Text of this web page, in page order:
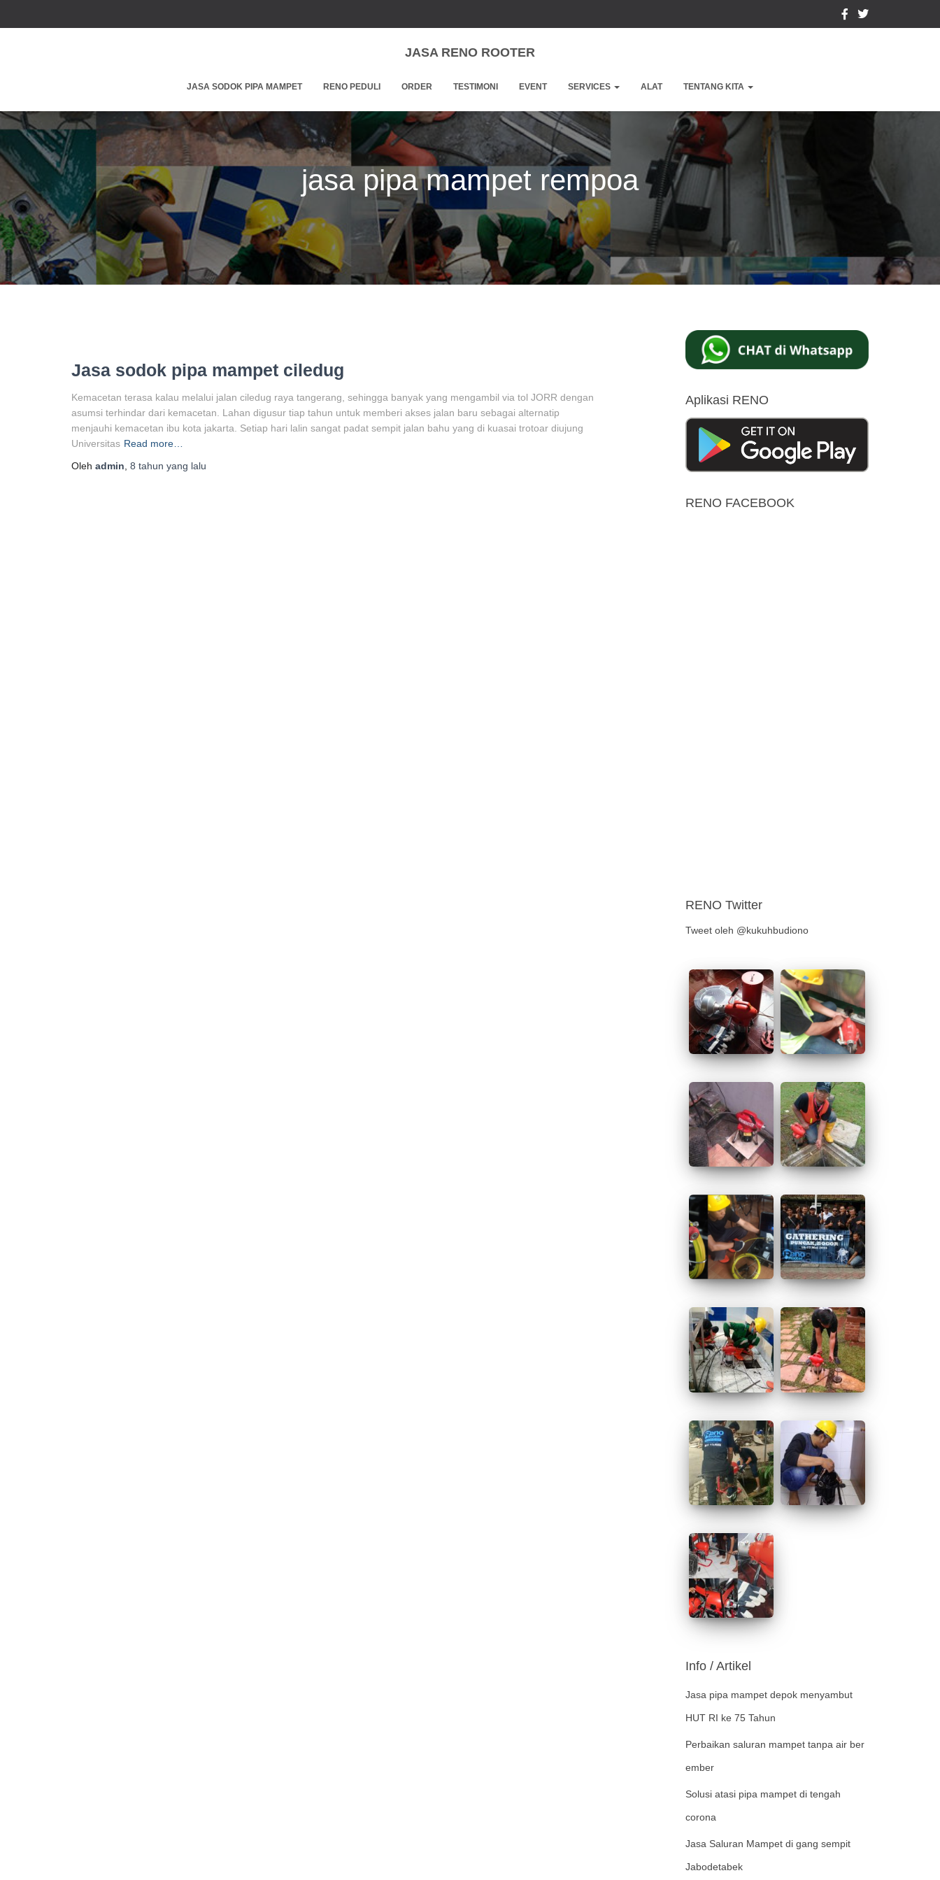
JASA RENO ROOTER
JASA SODOK PIPA MAMPET RENO PEDULI ORDER TESTIMONI EVENT SERVICES ALAT TENTANG KITA
jasa pipa mampet rempoa
Jasa sodok pipa mampet ciledug
Kemacetan terasa kalau melalui jalan ciledug raya tangerang, sehingga banyak yang mengambil via tol JORR dengan
asumsi terhindar dari kemacetan. Lahan digusur tiap tahun untuk memberi akses jalan baru sebagai alternatip
menjauhi kemacetan ibu kota jakarta. Setiap hari lalin sangat padat sempit jalan bahu yang di kuasai trotoar diujung
Universitas Read more…
Oleh admin 8 tahun yang lalu
Aplikasi RENO
RENO FACEBOOK
RENO Twitter
Tweet oleh @kukuhbudiono
Info / Artikel
Jasa pipa mampet depok menyambut
HUT RI ke 75 Tahun
Perbaikan saluran mampet tanpa air ber
ember
Solusi atasi pipa mampet di tengah
corona
Jasa Saluran Mampet di gang sempit
Jabodetabek